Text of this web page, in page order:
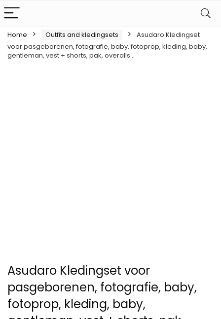
Home Outfits and kledingsets
Asudaro Kledingset
voor pasgeborenen, fotografie, baby, fotoprop, kleding, baby,
gentleman, vest + shorts, pak, overalls…
Asudaro Kledingset voor
pasgeborenen, fotografie, baby,
fotoprop, kleding, baby,